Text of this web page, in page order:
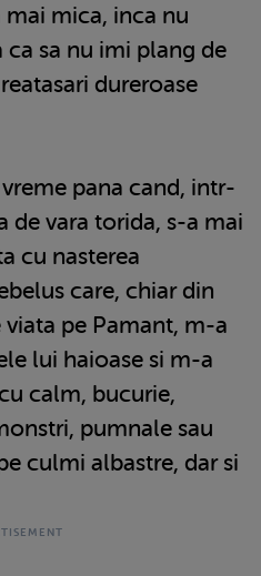
mica, inca nu
sa nu imi plang de
dureroase
pana cand, intr-
de vara torida, s-a mai
cu nasterea
care, chiar din
pe Pamant, m-a
lui haioase si m-a
calm, bucurie,
pumnale sau
culmi albastre, dar si